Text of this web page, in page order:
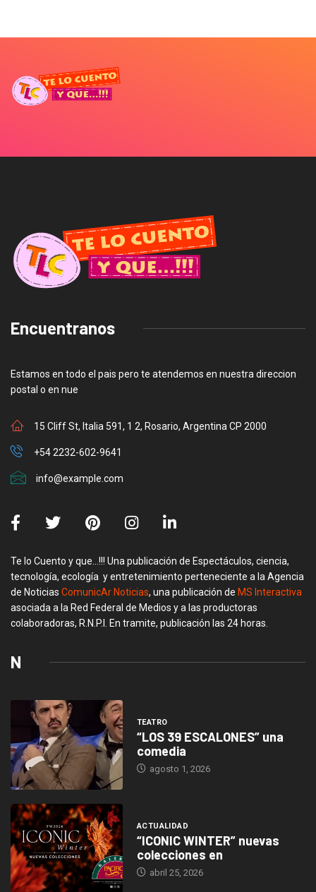
Encuentranos
Estamos en todo el pais pero te atendemos en nuestra direccion
postal o en nue
15 Cliff St, Italia 591, 1 2, Rosario, Argentina CP 2000
+54 2232-602-9641
info@example.com
Te lo Cuento y que…!!! Una publicación de Espectáculos, ciencia,
tecnología, ecología y entretenimiento perteneciente a la Agencia
de Noticias ComunicAr Noticias, una publicación de MS Interactiva
asociada a la Red Federal de Medios y a las productoras
colaboradoras, R.N.P.I. En tramite, publicación las 24 horas.
N
TEATRO
“LOS 39 ESCALONES” una
comedia
agosto 1, 2026
ACTUALIDAD
“ICONIC WINTER” nuevas
colecciones en
abril 25, 2026